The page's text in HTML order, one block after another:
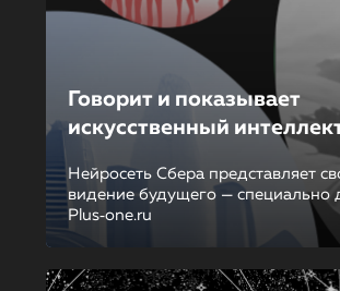
Говорит и показывает
искусственный
Нейросеть Сбера представляет
видение будущего — специально
Plus‑one.ru